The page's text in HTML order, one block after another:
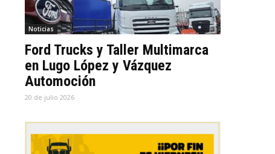
Noticias
Ford Trucks y Taller Multimarca
en Lugo López y Vázquez
Automoción
20 de julio 2026